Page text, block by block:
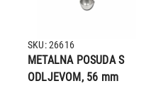
METALNA POSUDA S
ODLJEVOM, 56 mm
SKU: 26616